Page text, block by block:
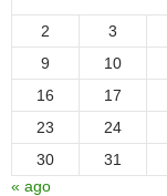
2
3
9
10
16
17
23
24
30
31
« ago